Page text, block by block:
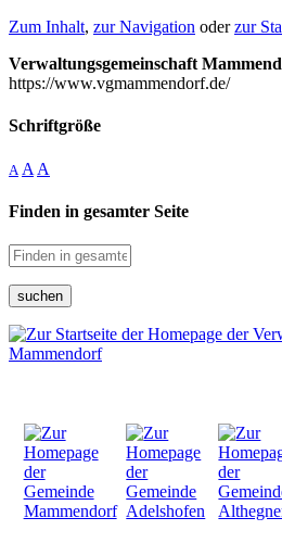
Zum Inhalt, zur Navigation oderzur
Verwaltungsgemeinschaft
https://www.vgmammendorf.de/
Schriftgröße
A A A
Finden in gesamter Seite
suchen